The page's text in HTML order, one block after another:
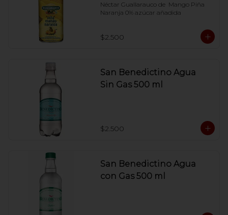
añadida
Néctar Guallarauco de  Mango Piña
Naranja 0% azúcar añadida
$2.500
San Benedictino Agua
Sin Gas 500 ml
$2.500
San Benedictino Agua
con Gas 500 ml